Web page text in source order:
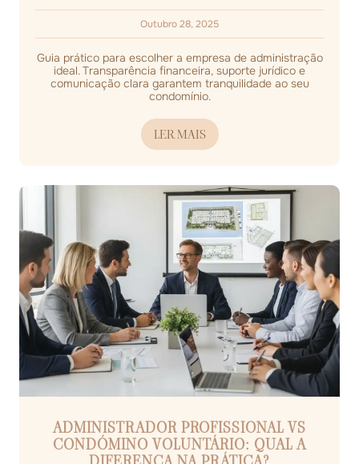
Outubro 28, 2025
Guia prático para escolher a empresa de administração
ideal. Transparência financeira, suporte jurídico e
comunicação clara garantem tranquilidade ao seu
condomínio.
LER MAIS
ADMINISTRADOR PROFISSIONAL VS
CONDÓMINO VOLUNTÁRIO: QUAL A